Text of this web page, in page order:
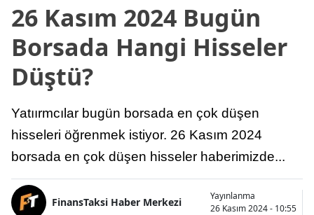
26 Kasım 2024 Bugün
Borsada Hangi Hisseler
Düştü?
Yatıırmcılar bugün borsada en çok düşen
hisseleri öğrenmek istiyor. 26 Kasım 2024
borsada en çok düşen hisseler haberimizde...
FinansTaksi Haber Merkezi
Yayınlanma
26 Kasım 2024 - 10:55